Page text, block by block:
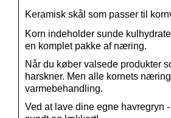
Keramisk skål som passer til
Korn indeholder sunde
en komplet pakke af næring.
Når du køber valsede produkter
harskner. Men alle kornets
varmebehandling.
Ved at lave dine egne havregryn